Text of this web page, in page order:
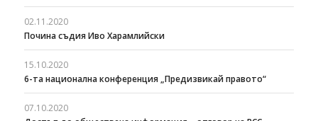
02.11.2020
Почина съдия Иво Харамлийски
15.10.2020
6-та национална конференция „Предизвикай правото“
07.10.2020